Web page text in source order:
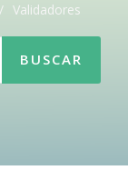
/ Validadores